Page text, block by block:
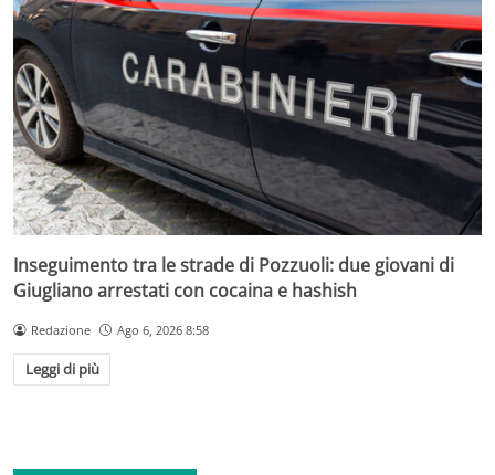
Inseguimento tra le strade di Pozzuoli: due giovani di
Giugliano arrestati con cocaina e hashish
Redazione Ago 6, 2026 8:58
Leggi di più